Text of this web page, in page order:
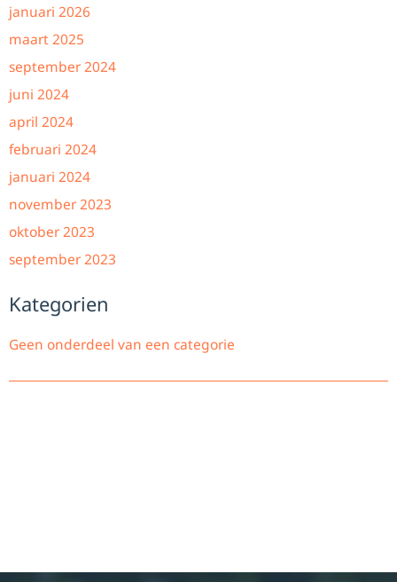
januari 2026
maart 2025
september 2024
juni 2024
april 2024
februari 2024
januari 2024
november 2023
oktober 2023
september 2023
Kategorien
Geen onderdeel van een categorie